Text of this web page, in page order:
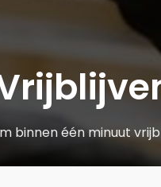
binnen één minuut